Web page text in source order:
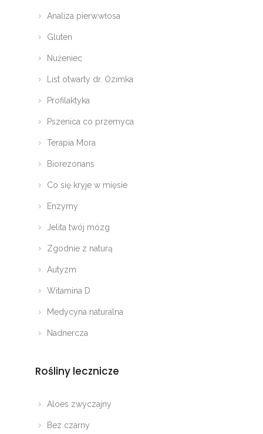
Analiza pierw.włosa
Gluten
Nużeniec
List otwarty dr. Ozimka
Profilaktyka
Pszenica co przemyca
Terapia Mora
Biorezonans
Co się kryje w mięsie
Enzymy
Jelita twój mózg
Zgodnie z naturą
Autyzm
Witamina D
Medycyna naturalna
Nadnercza
Rośliny lecznicze
Aloes zwyczajny
Bez czarny